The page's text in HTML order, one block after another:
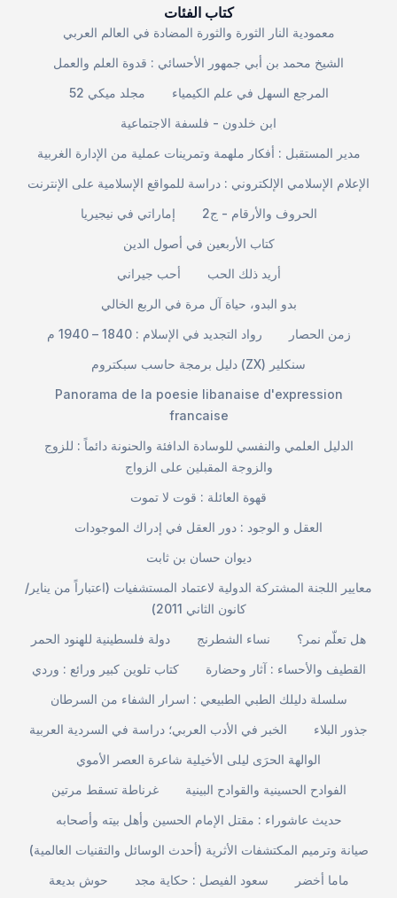
كتاب الفئات
معمودية النار الثورة والثورة المضادة في العالم العربي
الشيخ محمد بن أبي جمهور الأحسائي : قدوة العلم والعمل
مجلد ميكي 52
المرجع السهل في علم الكيمياء
ابن خلدون - فلسفة الاجتماعية
مدير المستقبل : أفكار ملهمة وتمرينات عملية من الإدارة الغربية
الإعلام الإسلامي الإلكتروني : دراسة للمواقع الإسلامية على الإنترنت
إماراتي في نيجيريا
الحروف والأرقام - ج2
كتاب الأربعين في أصول الدين
أحب جيراني
أريد ذلك الحب
بدو البدو، حياة آل مرة في الربع الخالي
رواد التجديد في الإسلام : 1840 – 1940 م
زمن الحصار
دليل برمجة حاسب سبكتروم (ZX) سنكلير
Panorama de la poesie libanaise d'expression
francaise
الدليل العلمي والنفسي للوسادة الدافئة والحنونة دائماً : للزوج
والزوجة المقبلين على الزواج
قهوة العائلة : قوت لا تموت
العقل و الوجود : دور العقل في إدراك الموجودات
ديوان حسان بن ثابت
معايير اللجنة المشتركة الدولية لاعتماد المستشفيات (اعتباراً من يناير/
كانون الثاني 2011)
دولة فلسطينية للهنود الحمر
نساء الشطرنج
هل تعلّم نمر؟
كتاب تلوين كبير ورائع : وردي
القطيف والأحساء : آثار وحضارة
سلسلة دليلك الطبي الطبيعي : اسرار الشفاء من السرطان
الخبر في الأدب العربي؛ دراسة في السردية العربية
جذور البلاء
الوالهة الحرَى ليلى الأخيلية شاعرة العصر الأموي
غرناطة تسقط مرتين
الفوادح الحسينية والقوادح البينية
حديث عاشوراء : مقتل الإمام الحسين وأهل بيته وأصحابه
صيانة وترميم المكتشفات الأثرية (أحدث الوسائل والتقنيات العالمية)
حوش بديعة
سعود الفيصل : حكاية مجد ماما أخضر